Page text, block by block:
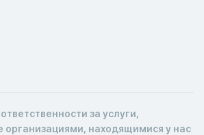
за услуги,
организациями, находящимися у нас